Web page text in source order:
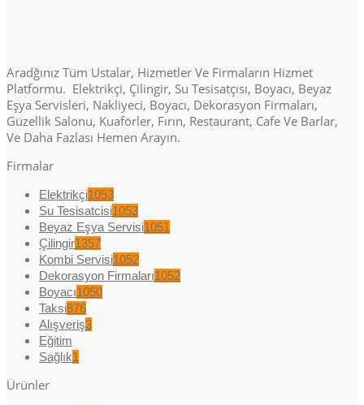
Aradğınız Tüm Ustalar, Hizmetler Ve Firmaların Hizmet
Platformu. Elektrikçi, Çilingir, Su Tesisatçısı, Boyacı, Beyaz
Eşya Servisleri, Nakliyeci, Boyacı, Dekorasyon Firmaları,
Güzellik Salonu, Kuaförler, Fırın, Restaurant, Cafe Ve Barlar,
Ve Daha Fazlası Hemen Arayın.
Firmalar
Elektrikçi1053
Su Tesisatcisi1053
Beyaz Eşya Servisi1051
Çilingir1357
Kombi Servisi1052
Dekorasyon Firmaları1052
Boyacı1050
Taksi876
Alışveriş3
Eğitim
Sağlık1
Ürünler